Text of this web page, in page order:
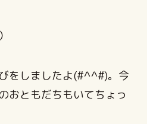
をしましたよ(#^^#)。今
おともだちもいてちょっ